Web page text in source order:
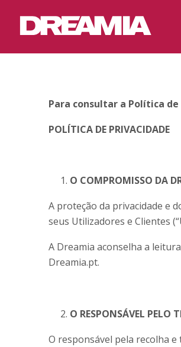
Para consultar a Política
POLÍTICA DE PRIVACIDADE
O COMPROMISSO DA
A proteção da privacidade e
seus Utilizadores e Clientes
A Dreamia aconselha a
Dreamia.pt.
O RESPONSÁVEL PELO
O responsável pela recolha